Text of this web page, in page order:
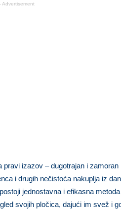
Advertisement
izazov – dugotrajan i
i drugih nečistoća nakuplja iz
jednostavna i efikasna
svojih pločica, dajući im svež i